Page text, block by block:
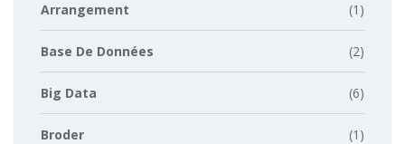
Arrangement (1)
Base De Données (2)
Big Data (6)
Broder (1)